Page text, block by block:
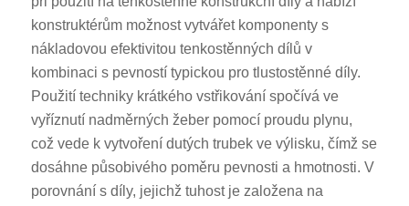
konstruktérům možnost vytvářet komponenty s
nákladovou efektivitou tenkostěnných dílů v
kombinaci s pevností typickou pro tlustostěnné díly.
Použití techniky krátkého vstřikování spočívá ve
vyříznutí nadměrných žeber pomocí proudu plynu,
což vede k vytvoření dutých trubek ve výlisku, čímž se
dosáhne působivého poměru pevnosti a hmotnosti. V
porovnání s díly, jejichž tuhost je založena na